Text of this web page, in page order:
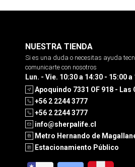
NUESTRA TIENDA
Si es una duda o necesitas ayuda
comunicarte con nosotros
Lun. - Vie. 10:30 a 14:30 - 15:00 a
Apoquindo 7331 OF 918 - Las
+56 2 2244 3777
+56 2 2244 3777
info@sherpalife.cl
Metro Hernando de
Estacionamiento Público